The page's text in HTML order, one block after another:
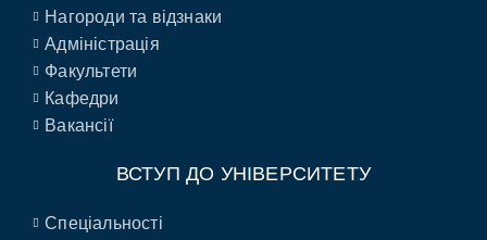
Нагороди та відзнаки
Адміністрація
Факультети
Кафедри
Вакансії
ВСТУП ДО УНІВЕРСИТЕТУ
Спеціальності